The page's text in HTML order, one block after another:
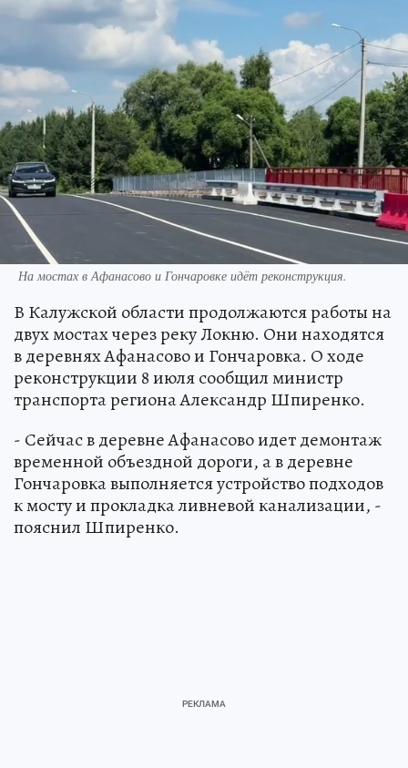
На мостах в Афанасово и Гончаровке идёт реконструкция.
В Калужской области продолжаются работы на
двух мостах через реку Локню. Они находятся
в деревнях Афанасово и Гончаровка. О ходе
реконструкции 8 июля сообщил министр
транспорта региона Александр Шпиренко.
- Сейчас в деревне Афанасово идет демонтаж
временной объездной дороги, а в деревне
Гончаровка выполняется устройство подходов
к мосту и прокладка ливневой канализации, -
пояснил Шпиренко.